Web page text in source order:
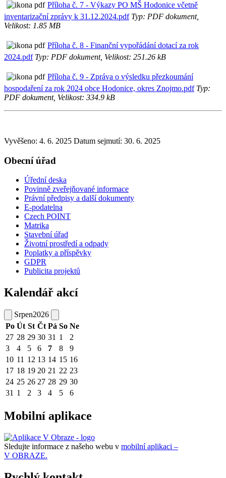
Příloha č. 7 - Výkazy PO MŠ Hodonice včetně
inventarizační zprávy k 31.12.2024.pdfTyp: PDF dokument,
Velikost: 1.85 MB
Příloha č. 8 - Finanční vypořádání dotací za rok
2024.pdfTyp: PDF dokument, Velikost: 251.26 kB
Příloha č. 9 - Zpráva o výsledku přezkoumání
hospodaření za rok 2024 obce Hodonice, okres Znojmo.pdfTyp:
PDF dokument, Velikost: 334.9 kB
Vyvěšeno: 4. 6. 2025 Datum sejmutí: 30. 6. 2025
Obecní úřad
Úřední deska
Povinně zveřejňované informace
Právní předpisy a další dokumenty
E-podatelna
Czech POINT
Matrika
Stavební úřad
Životní prostředí a odpady
Poplatky a příspěvky
GDPR
Publicita projektů
Kalendář akcí
Srpen2026
Po Út St Čt Pá So Ne
27 28 29 30 31 1
2
3
4 5 6 7 8
9
10 11 12 13 14 15 16
17 18 19 20 21 22 23
24 25 26 27 28 29 30
31 1 2 3 4 5 6
Mobilní aplikace
Sledujte informace z našeho webu v mobilní aplikaci –
V OBRAZE.